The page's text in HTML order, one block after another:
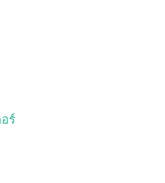
ร์